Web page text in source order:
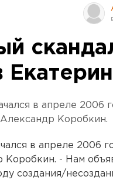
в апреле 2006
Коробкин.
в апреле 2006
- Нам
создания/